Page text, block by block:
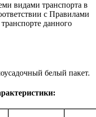
видами транспорта в
с Правилами
данного
белый пакет.